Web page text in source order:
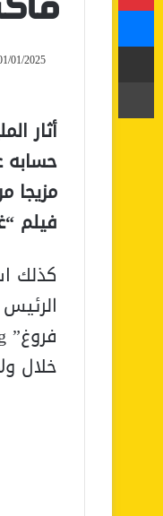
01/2025
أثار
فيلم
كذلك
خلال